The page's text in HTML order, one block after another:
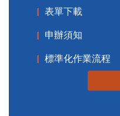
表單下載
申辦須知
標準化作業流程